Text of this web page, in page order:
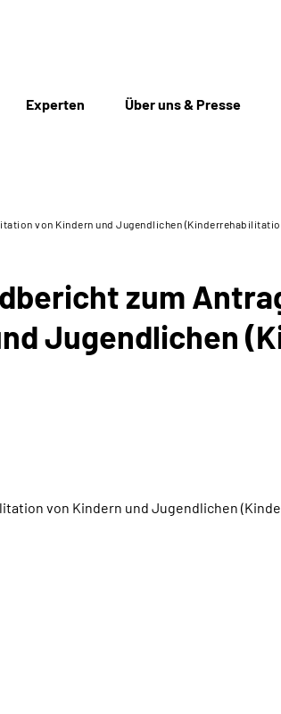
Experten Über uns & Presse
von Kindern und Jugendlichen
zum
Jugendlichen
von Kindern und Jugendlichen